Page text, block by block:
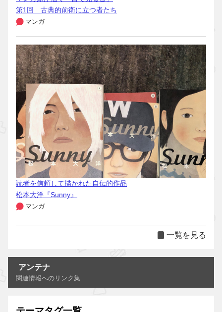
第1回 古典的前衛に立つ者たち
マンガ
読者を信頼して描かれた自伝的作品
松本大洋『Sunny』
マンガ
一覧を見る
アンテナ
関連情報へのリンク集